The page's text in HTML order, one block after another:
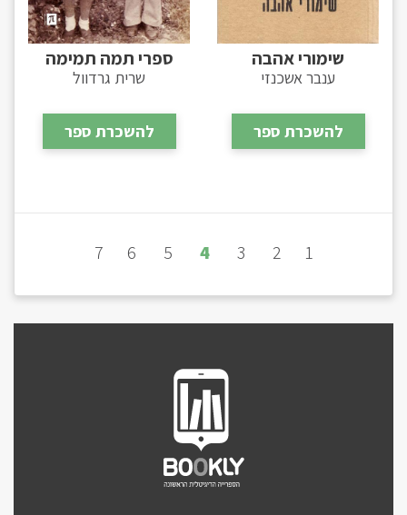
שימורי אהבה
ענבר אשכנזי
להשכרת ספר
ספרי תמה תמימה
שרית גרדוול
להשכרת ספר
1
2
3
4
5
6
7